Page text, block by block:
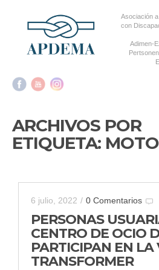
Asociación
con
Adimen-
ARCHIVOS POR
ETIQUETA:
6 julio, 2022 / 0 Comentarios
PERSONAS
CENTRO DE OCIO
PARTICIPAN EN LA
TRANSFORMER